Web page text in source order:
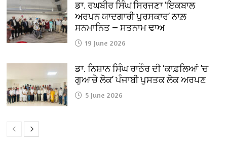
ਡਾ. ਰਘਬੀਰ ਸਿੰਘ ਸਿਰਜਣਾ ‘ਇਕਬਾਲ
ਅਰਪਨ ਯਾਦਗਾਰੀ ਪੁਰਸਕਾਰ’ ਨਾਲ਼
ਸਨਮਾਨਿਤ — ਸਤਨਾਮ ਢਾਅ
19 June 2026
ਡਾ. ਨਿਸ਼ਾਨ ਸਿੰਘ ਰਾਠੌਰ ਦੀ ‘ਕਾਫ਼ਲਿਆਂ ’ਚ
ਗੁਆਚੇ ਲੋਕ’ ਪੰਜਾਬੀ ਪੁਸਤਕ ਲੋਕ ਅਰਪਣ
5 June 2026